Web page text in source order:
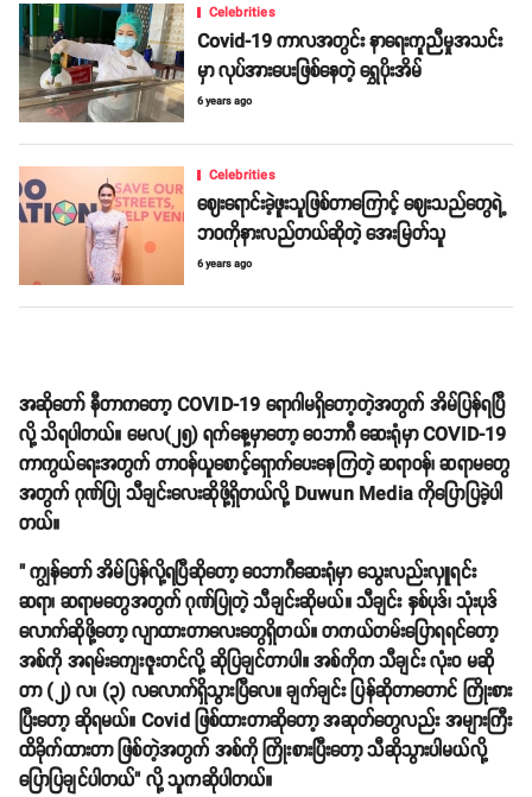
Celebrities
Covid-19 ကာလအတွင်း နာရေးကူညီမှုအသင်း
မှာ လုပ်အားပေးဖြစ်နေတဲ့ ရွှေပိုးအိမ်
6 years ago
Celebrities
ဈေးရောင်းခဲ့ဖူးသူဖြစ်တာကြောင့် ဈေးသည်တွေရဲ့
ဘဝကိုနားလည်တယ်ဆိုတဲ့ အေးမြတ်သူ
6 years ago
အဆိုတော် နီတာကတော့ COVID-19 ရောဂါမရှိတော့တဲ့အတွက် အိမ်ပြန်ရပြီ
လို့ သိရပါတယ်။ မေလ(၂၅) ရက်နေ့မှာတော့ ဝေဘာဂီ ဆေးရုံမှာ COVID-19
ကာကွယ်ရေးအတွက် တာဝန်ယူစောင့်ရှောက်ပေးနေကြတဲ့ ဆရာဝန်၊ ဆရာမတွေ
အတွက် ဂုဏ်ပြု သီချင်းလေးဆိုဖို့ရှိတယ်လို့ Duwun Media ကိုပြောပြခဲ့ပါ
တယ်။
" ကျွန်တော် အိမ်ပြန်လို့ရပြီဆိုတော့ ဝေဘာဂီဆေးရုံမှာ သွေးလည်းလှူရင်း
ဆရာ၊ ဆရာမတွေအတွက် ဂုဏ်ပြုတဲ့ သီချင်းဆိုမယ်။ သီချင်း နှစ်ပုဒ်၊ သုံးပုဒ်
လောက်ဆိုဖို့တော့ လျာထားတာလေးတွေရှိတယ်။ တကယ်တမ်းပြောရရင်တော့
အစ်ကို အရမ်းကျေးဇူးတင်လို့ ဆိုပြချင်တာပါ။ အစ်ကိုက သီချင်း လုံးဝ မဆို
တာ (၂) လ၊ (၃) လလောက်ရှိသွားပြီလေ။ ချက်ချင်း ပြန်ဆိုတာတောင် ကြိုးစား
ပြီးတော့ ဆိုရမယ်။ Covid ဖြစ်ထားတာဆိုတော့ အဆုတ်တွေလည်း အများကြီး
ထိခိုက်ထားတာ ဖြစ်တဲ့အတွက် အစ်ကို ကြိုးစားပြီးတော့ သီဆိုသွားပါမယ်လို့
ပြောပြချင်ပါတယ်" လို့ သူကဆိုပါတယ်။